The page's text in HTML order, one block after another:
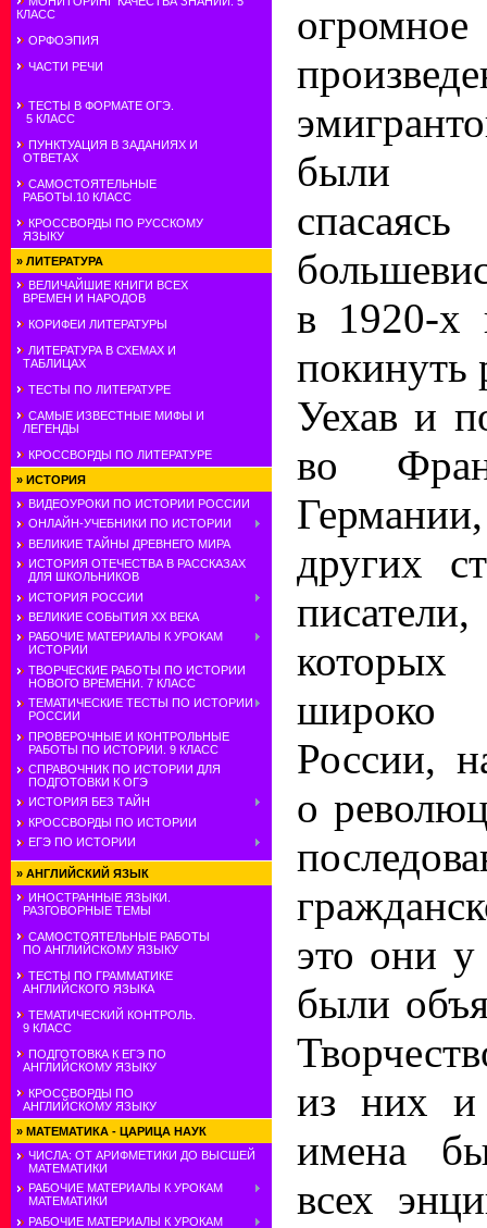
КЛАСС
ОРФОЭПИЯ
ЧАСТИ РЕЧИ
ТЕСТЫ В ФОРМАТЕ ОГЭ.
5 КЛАСС
ПУНКТУАЦИЯ В ЗАДАНИЯХ И
ОТВЕТАХ
САМОСТОЯТЕЛЬНЫЕ
РАБОТЫ.10 КЛАСС
КРОССВОРДЫ ПО РУССКОМУ
ЯЗЫКУ
» ЛИТЕРАТУРА
ВЕЛИЧАЙШИЕ КНИГИ ВСЕХ
ВРЕМЕН И НАРОДОВ
КОРИФЕИ ЛИТЕРАТУРЫ
ЛИТЕРАТУРА В СХЕМАХ И
ТАБЛИЦАХ
ТЕСТЫ ПО ЛИТЕРАТУРЕ
САМЫЕ ИЗВЕСТНЫЕ МИФЫ И
ЛЕГЕНДЫ
КРОССВОРДЫ ПО ЛИТЕРАТУРЕ
» ИСТОРИЯ
ВИДЕОУРОКИ ПО ИСТОРИИ РОССИИ
ОНЛАЙН-УЧЕБНИКИ ПО ИСТОРИИ
ВЕЛИКИЕ ТАЙНЫ ДРЕВНЕГО МИРА
ИСТОРИЯ ОТЕЧЕСТВА В РАССКАЗАХ
ДЛЯ ШКОЛЬНИКОВ
ИСТОРИЯ РОССИИ
ВЕЛИКИЕ СОБЫТИЯ ХХ ВЕКА
РАБОЧИЕ МАТЕРИАЛЫ К УРОКАМ
ИСТОРИИ
ТВОРЧЕСКИЕ РАБОТЫ ПО ИСТОРИИ
НОВОГО ВРЕМЕНИ. 7 КЛАСС
ТЕМАТИЧЕСКИЕ ТЕСТЫ ПО ИСТОРИИ
РОССИИ
ПРОВЕРОЧНЫЕ И КОНТРОЛЬНЫЕ
РАБОТЫ ПО ИСТОРИИ. 9 КЛАСС
СПРАВОЧНИК ПО ИСТОРИИ ДЛЯ
ПОДГОТОВКИ К ОГЭ
ИСТОРИЯ БЕЗ ТАЙН
КРОССВОРДЫ ПО ИСТОРИИ
ЕГЭ ПО ИСТОРИИ
» АНГЛИЙСКИЙ ЯЗЫК
ИНОСТРАННЫЕ ЯЗЫКИ.
РАЗГОВОРНЫЕ ТЕМЫ
САМОСТОЯТЕЛЬНЫЕ РАБОТЫ
ПО АНГЛИЙСКОМУ ЯЗЫКУ
ТЕСТЫ ПО ГРАММАТИКЕ
АНГЛИЙСКОГО ЯЗЫКА
ТЕМАТИЧЕСКИЙ КОНТРОЛЬ.
9 КЛАСС
ПОДГОТОВКА К ЕГЭ ПО
АНГЛИЙСКОМУ ЯЗЫКУ
КРОССВОРДЫ ПО
АНГЛИЙСКОМУ ЯЗЫКУ
» МАТЕМАТИКА - ЦАРИЦА НАУК
ЧИСЛА: ОТ АРИФМЕТИКИ ДО ВЫСШЕЙ
МАТЕМАТИКИ
РАБОЧИЕ МАТЕРИАЛЫ К УРОКАМ
МАТЕМАТИКИ
РАБОЧИЕ МАТЕРИАЛЫ К УРОКАМ
были
в 1920-х
покинуть
Уехав и
во
других
широко
России,
о
это они у
были
из них
имена
всех